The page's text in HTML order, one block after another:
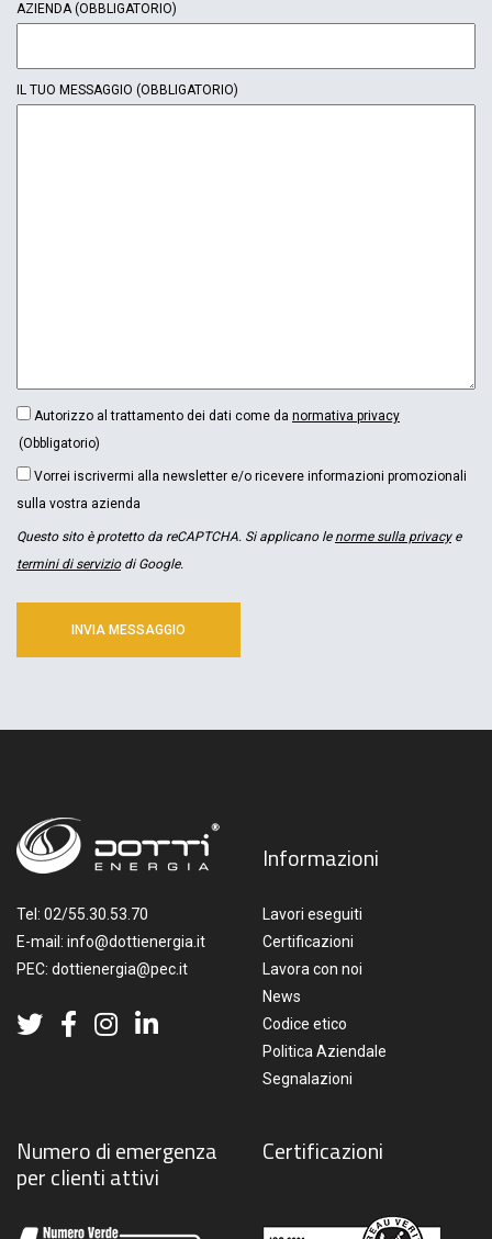
AZIENDA (OBBLIGATORIO)
IL TUO MESSAGGIO (OBBLIGATORIO)
CONSENSO
(OBBLIGATORIO)
Autorizzo al trattamento dei dati come da normativa privacy
(Obbligatorio)
NEWSLETTER
Vorrei iscrivermi alla newsletter e/o ricevere informazioni promozionali
sulla vostra azienda
Questo sito è protetto da reCAPTCHA. Si applicano le norme sulla privacye
termini di serviziodi Google.
Tel: 02/55.30.53.70
E-mail: info@dottienergia.it
PEC: dottienergia@pec.it
Informazioni
Lavori eseguiti
Certificazioni
Lavora con noi
News
Codice etico
Politica Aziendale
Segnalazioni
Numero di emergenza
per clienti attivi
Certificazioni